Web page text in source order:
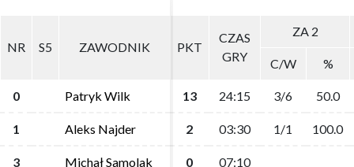
NR S5 ZAWODNIK PKT
CZAS
GRY
ZA 2
C/W %
0 Patryk Wilk 13 24:15 3/6 50.0
1 Aleks Najder 2 03:30 1/1 100.0
3 Michał Samolak 0 07:10
NR S5 ZAWODNIK PKT
CZAS
GRY
ZA 2
C/W %
0 Patryk Wilk 13 24:15 3/6 50.0
1 Aleks Najder 2 03:30 1/1 100.0
3 Michał Samolak 0 07:10